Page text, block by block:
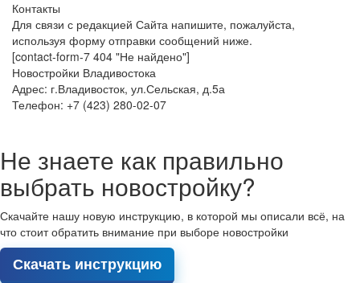
Контакты
Для связи с редакцией Сайта напишите, пожалуйста,
используя форму отправки сообщений ниже.
[contact-form-7 404 "Не найдено"]
Новостройки Владивостока
Адрес: г.Владивосток, ул.Сельская, д.5а
Телефон: +7 (423) 280-02-07
Не знаете как правильно
выбрать новостройку?
Скачайте нашу новую инструкцию, в которой мы описали всё, на
что стоит обратить внимание при выборе новостройки
Скачать инструкцию